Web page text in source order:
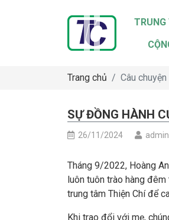
Trang chủ Câu chuyện
SỰ ĐỒNG HÀNH
26/11/2024 admin
Tháng 9/2022, Hoàng
luôn tuôn trào hàng
trung tâm Thiện Chí để
Khi trao đổi với mẹ,